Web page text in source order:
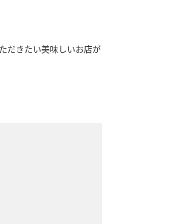
だきたい美味しいお店が